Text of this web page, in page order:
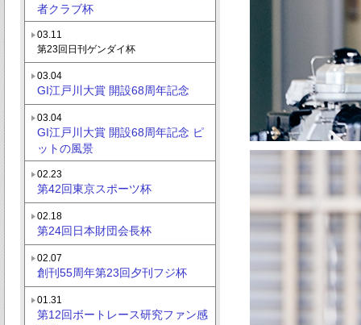
者クラブ杯
03.11
第23回日刊ゲンダイ杯
03.04
GI江戸川大賞 開設68周年記念
03.04
GI江戸川大賞 開設68周年記念 ピ
ットの風景
02.23
第42回東京スポーツ杯
02.18
第24回日本財団会長杯
02.07
創刊55周年第23回夕刊フジ杯
01.31
第12回ボートレース研究ファン感